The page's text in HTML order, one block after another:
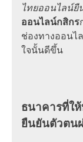
ไทยออนไลน์ยื
ออนไลน์กสิกร
ช่องทางออนไ
ใจนั้นดีขึ้น
ธนาคารที่ใ
ยืนยันตัวตน